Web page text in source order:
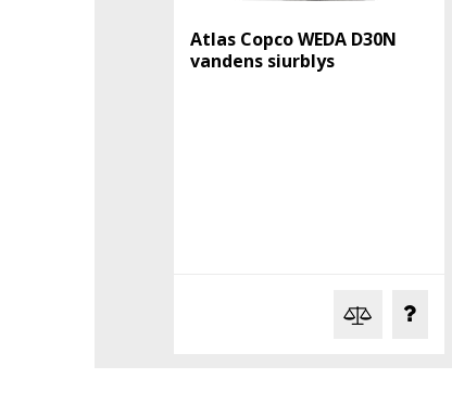
Atlas Copco WEDA D30N
vandens siurblys